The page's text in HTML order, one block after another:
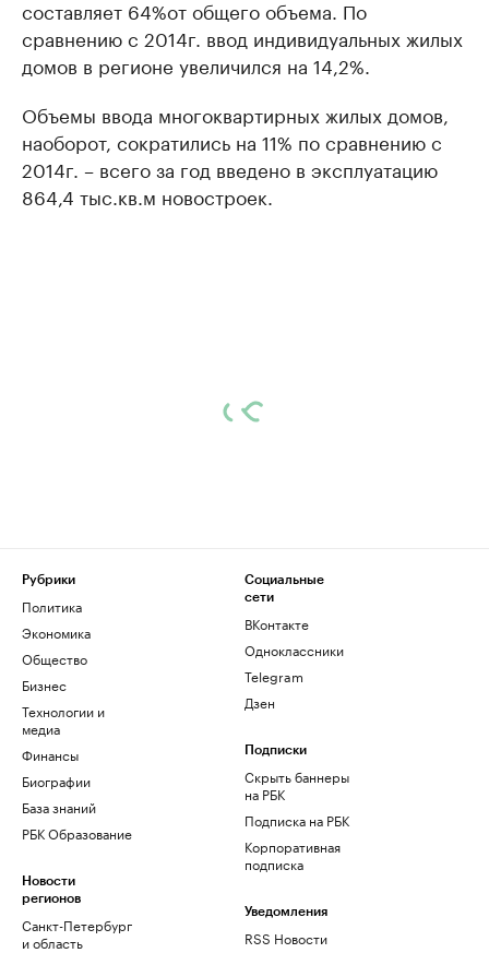
составляет 64%от общего объема. По
сравнению с 2014г. ввод индивидуальных жилых
домов в регионе увеличился на 14,2%.
Объемы ввода многоквартирных жилых домов,
наоборот, сократились на 11% по сравнению с
2014г. – всего за год введено в эксплуатацию
864,4 тыс.кв.м новостроек.
Рубрики
Политика
Экономика
Общество
Бизнес
Технологии и
медиа
Финансы
Биографии
База знаний
РБК Образование
Новости
регионов
Санкт-Петербург
и область
Социальные
сети
ВКонтакте
Одноклассники
Telegram
Дзен
Подписки
Скрыть баннеры
на РБК
Подписка на РБК
Корпоративная
подписка
Уведомления
RSS Новости